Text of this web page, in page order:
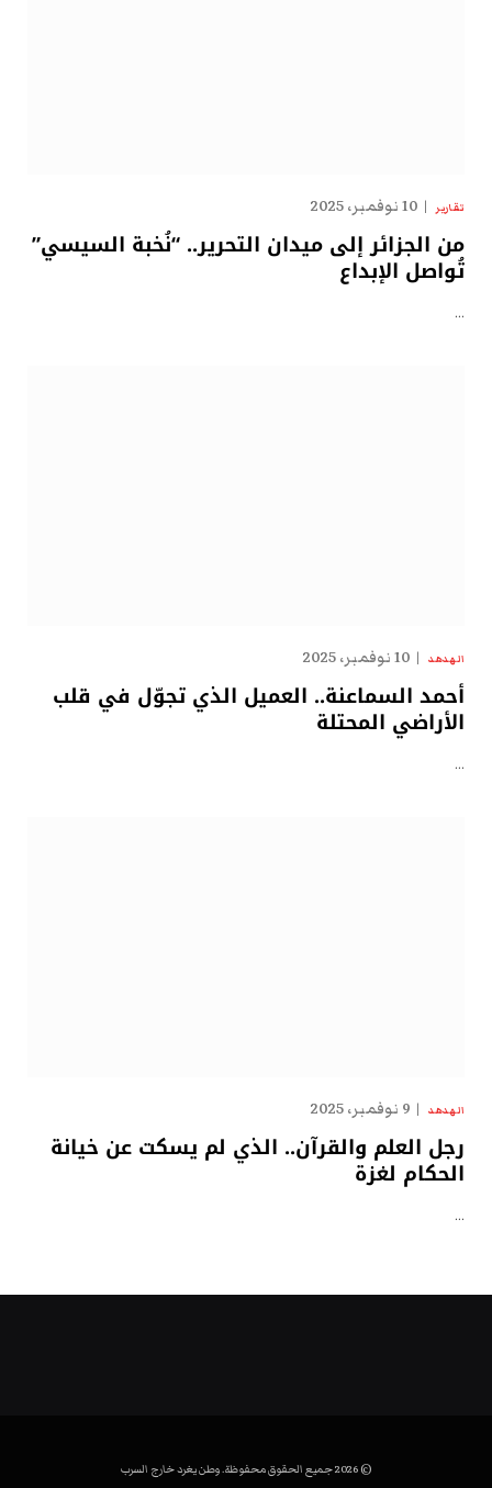
تقارير 10 نوفمبر، 2025
من الجزائر إلى ميدان التحرير.. “نُخبة السيسي”
تُواصل الإبداع
…
الهدهد 10 نوفمبر، 2025
أحمد السماعنة.. العميل الذي تجوّل في قلب
الأراضي المحتلة
…
الهدهد 9 نوفمبر، 2025
رجل العلم والقرآن.. الذي لم يسكت عن خيانة
الحكام لغزة
…
© 2026 جميع الحقوق محفوظة. وطن يغرد خارج السرب